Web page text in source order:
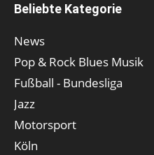
Beliebte Kategorie
News
Pop & Rock Blues Musik
Fußball - Bundesliga
Jazz
Motorsport
Köln